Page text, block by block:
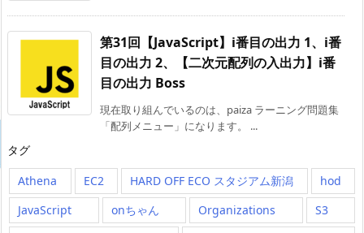
第31回【JavaScript】i番目の出力 1、i番
目の出力 2、【二次元配列の入出力】i番
目の出力 Boss
現在取り組んでいるのは、paiza ラーニング問題集
「配列メニュー」になります。 ...
タグ
Athena
EC2 HARD OFF ECO スタジアム新潟
hod
JavaScript
onちゃん Organizations
S3